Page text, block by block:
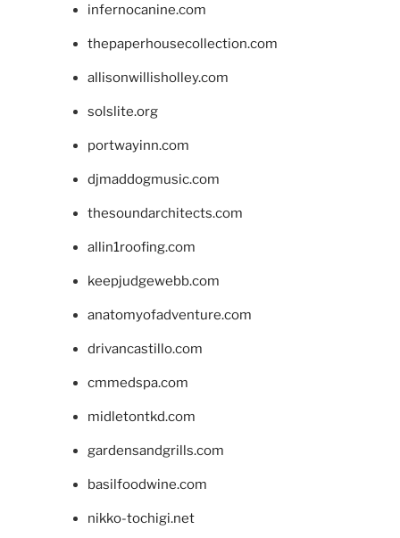
infernocanine.com
thepaperhousecollection.com
allisonwillisholley.com
solslite.org
portwayinn.com
djmaddogmusic.com
thesoundarchitects.com
allin1roofing.com
keepjudgewebb.com
anatomyofadventure.com
drivancastillo.com
cmmedspa.com
midletontkd.com
gardensandgrills.com
basilfoodwine.com
nikko-tochigi.net